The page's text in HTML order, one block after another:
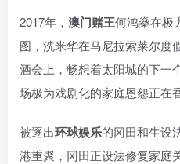
2017年， 澳门赌王何鸿燊在极
图，洗米华在马尼拉索莱尔度
酒会上，畅想着太阳城的下一
场极为戏剧化的家庭恩怨正在
被逐出环球娱乐的冈田和生设
港重聚，冈田正设法修复家庭